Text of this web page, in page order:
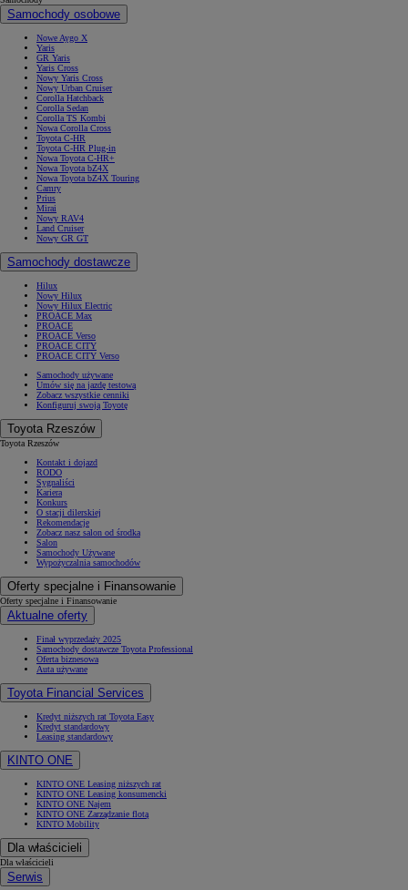
Samochody osobowe
Nowe Aygo X
Yaris
GR Yaris
Yaris Cross
Nowy Yaris Cross
Nowy Urban Cruiser
Corolla Hatchback
Corolla Sedan
Corolla TS Kombi
Nowa Corolla Cross
Toyota C-HR
Toyota C-HR Plug-in
Nowa Toyota C-HR+
Nowa Toyota bZ4X
Nowa Toyota bZ4X Touring
Camry
Prius
Mirai
Nowy RAV4
Land Cruiser
Nowy GR GT
Samochody dostawcze
Hilux
Nowy Hilux
Nowy Hilux Electric
PROACE Max
PROACE
PROACE Verso
PROACE CITY
PROACE CITY Verso
Samochody używane
Umów się na jazdę testową
Zobacz wszystkie cenniki
Konfiguruj swoją Toyotę
Toyota Rzeszów
Toyota Rzeszów
Kontakt i dojazd
RODO
Sygnaliści
Kariera
Konkurs
O stacji dilerskiej
Rekomendacje
Zobacz nasz salon od środka
Salon
Samochody Używane
Wypożyczalnia samochodów
Oferty specjalne i Finansowanie
Oferty specjalne i Finansowanie
Aktualne oferty
Finał wyprzedaży 2025
Samochody dostawcze Toyota Professional
Oferta biznesowa
Auta używane
Toyota Financial Services
Kredyt niższych rat Toyota Easy
Kredyt standardowy
Leasing standardowy
KINTO ONE
KINTO ONE Leasing niższych rat
KINTO ONE Leasing konsumencki
KINTO ONE Najem
KINTO ONE Zarządzanie flotą
KINTO Mobility
Dla właścicieli
Dla właścicieli
Serwis